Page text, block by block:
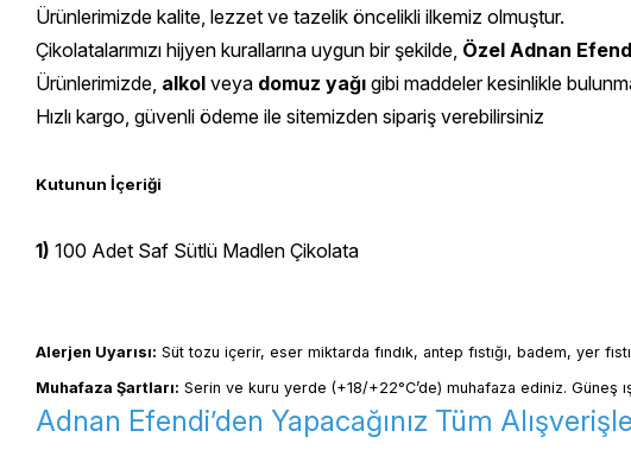
Ürünlerimizde kalite, lezzet ve tazelik öncelikli ilkemiz olmuştur.
Çikolatalarımızı hijyen kurallarına uygun bir şekilde, Özel Adnan
Ürünlerimizde, alkol veya domuz yağı gibi maddeler kesinlikle
Hızlı kargo, güvenli ödeme ile sitemizden sipariş verebilirsiniz
Kutunun İçeriği
1) 100 Adet Saf Sütlü Madlen Çikolata
Alerjen Uyarısı: Süt tozu içerir, eser miktarda fındık, antep fıstığı, badem, yer
Muhafaza Şartları: Serin ve kuru yerde (+18/+22°C’de) muhafaza ediniz. Güneş
Adnan Efendi’den Yapacağınız Tüm